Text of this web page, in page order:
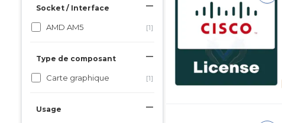
Socket / Interface
AMD AM5 [1]
Type de composant
Carte graphique [1]
Usage